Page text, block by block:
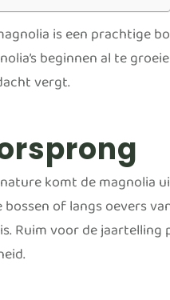
is een prachtige
beginnen al te
vergt.
komt de magnolia
bossen of langs oevers
Ruim voor de